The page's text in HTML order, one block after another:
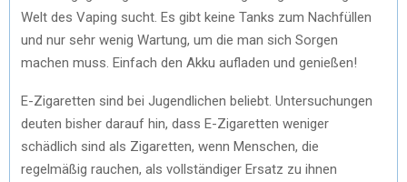
Welt des Vaping sucht. Es gibt keine Tanks zum Nachfüllen
und nur sehr wenig Wartung, um die man sich Sorgen
machen muss. Einfach den Akku aufladen und genießen!
E-Zigaretten sind bei Jugendlichen beliebt. Untersuchungen
deuten bisher darauf hin, dass E-Zigaretten weniger
schädlich sind als Zigaretten, wenn Menschen, die
regelmäßig rauchen, als vollständiger Ersatz zu ihnen